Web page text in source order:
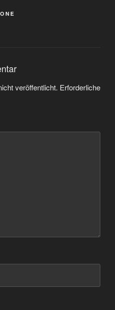
veröffentlicht. Erforderliche